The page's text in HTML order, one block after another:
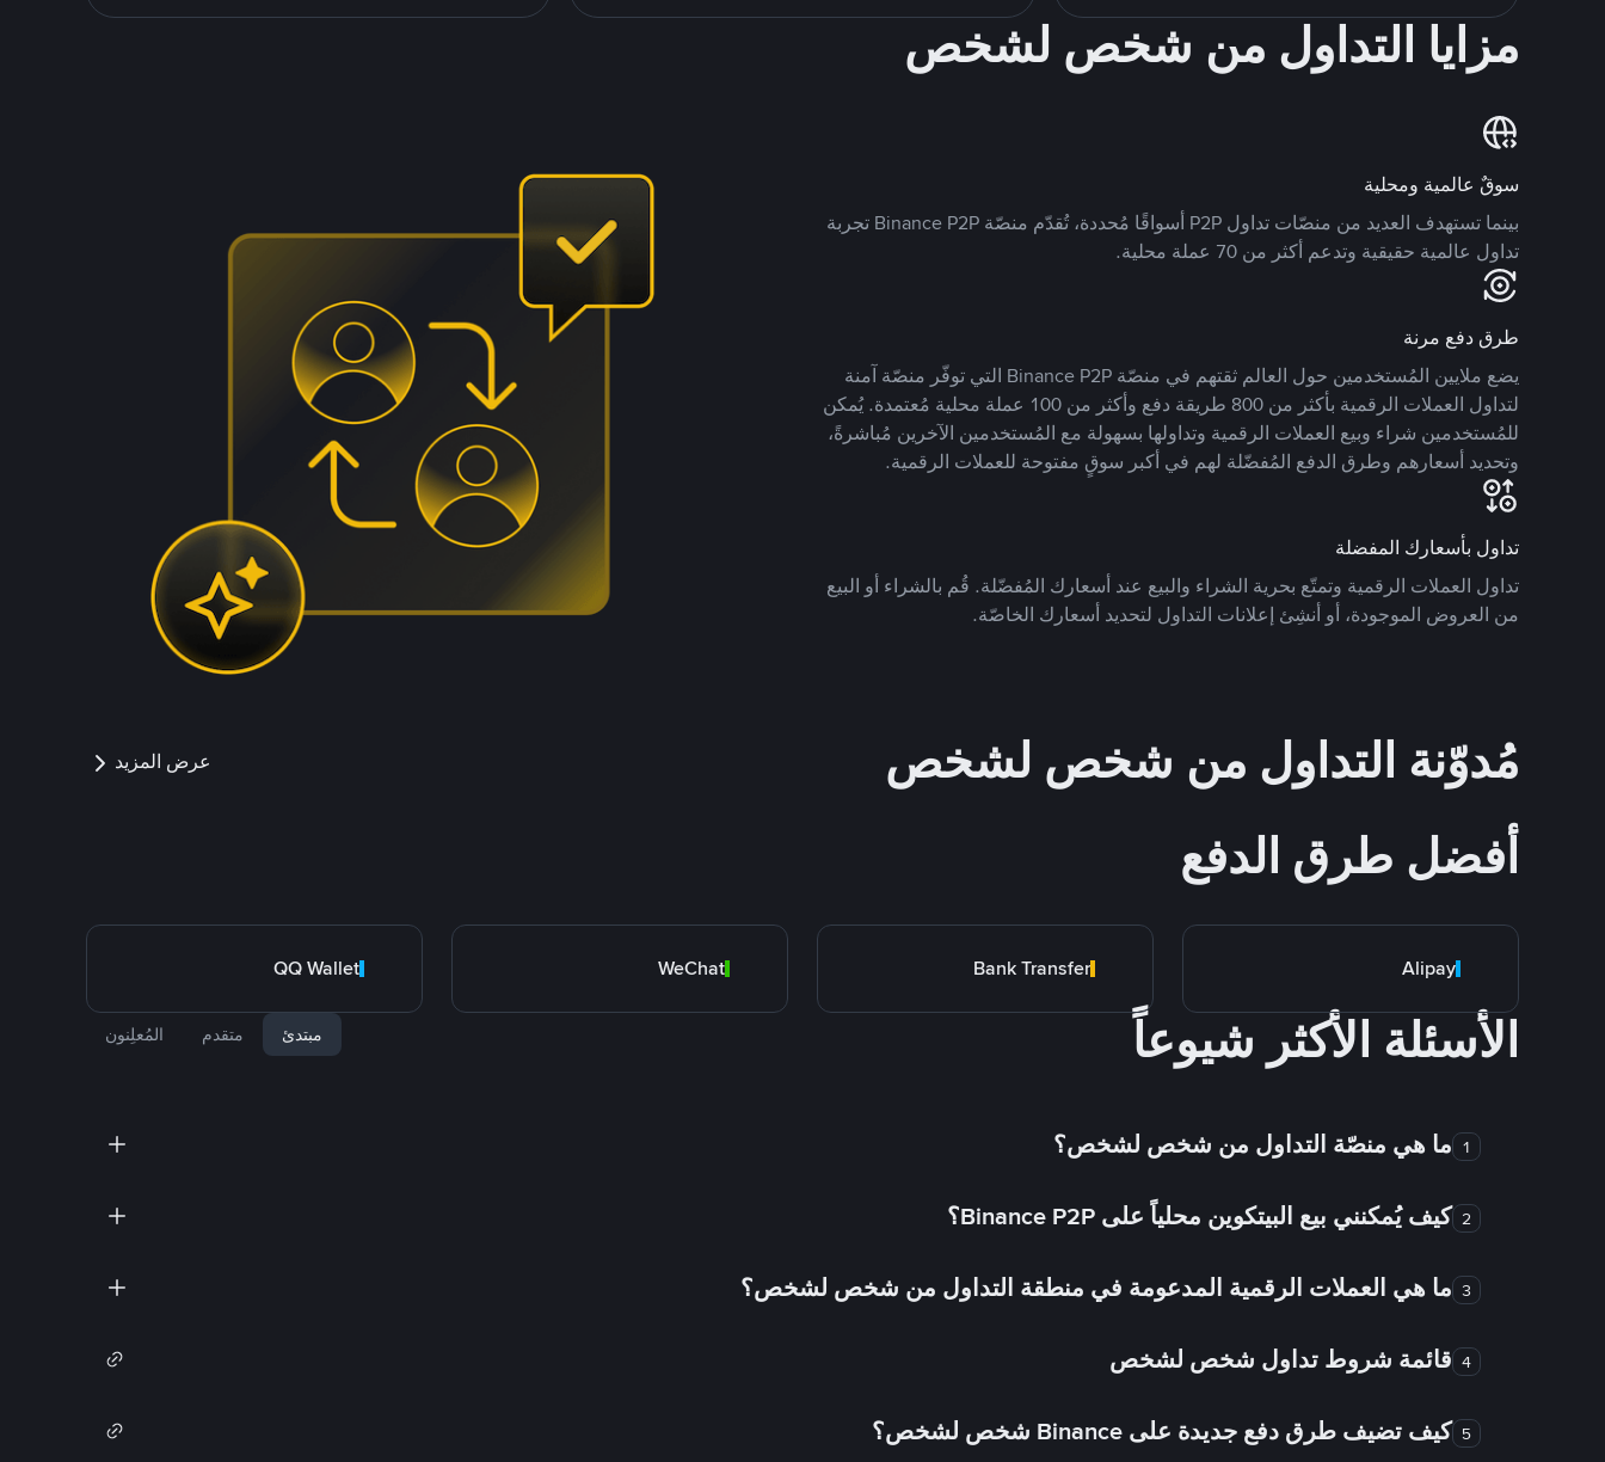
مزايا التداول من شخص لشخص
سوقٌ عالمية ومحلية
بينما تستهدف العديد من منصّات تداول P2P أسواقًا مُحددة، تُقدّم منصّة Binance P2P تجربة
تداول عالمية حقيقية وتدعم أكثر من 70 عملة محلية.
طرق دفع مرنة
يضع ملايين المُستخدمين حول العالم ثقتهم في منصّة Binance P2P التي توفّر منصّة آمنة
لتداول العملات الرقمية بأكثر من 800 طريقة دفع وأكثر من 100 عملة محلية مُعتمدة. يُمكن
للمُستخدمين شراء وبيع العملات الرقمية وتداولها بسهولة مع المُستخدمين الآخرين مُباشرةً،
وتحديد أسعارهم وطرق الدفع المُفضّلة لهم في أكبر سوقٍ مفتوحة للعملات الرقمية.
تداول بأسعارك المفضلة
تداول العملات الرقمية وتمتّع بحرية الشراء والبيع عند أسعارك المُفضّلة. قُم بالشراء أو البيع
من العروض الموجودة، أو أنشِئ إعلانات التداول لتحديد أسعارك الخاصّة.
مُدوّنة التداول من شخص لشخص عرض المزيد
أفضل طرق الدفع
Alipay
Bank Transfer
WeChat
QQ Wallet
الأسئلة الأكثر شيوعاً مبتدئ متقدم المُعلِنون
1 ما هي منصّة التداول من شخص لشخص؟
2 كيف يُمكنني بيع البيتكوين محلياً على Binance P2P؟
3 ما هي العملات الرقمية المدعومة في منطقة التداول من شخص لشخص؟
4 قائمة شروط تداول شخص لشخص
5 كيف تضيف طرق دفع جديدة على Binance شخص لشخص؟